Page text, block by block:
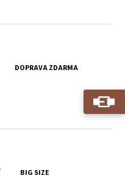
DOPRAVA ZDARMA
Ismael
BIG SIZE
DB DBR